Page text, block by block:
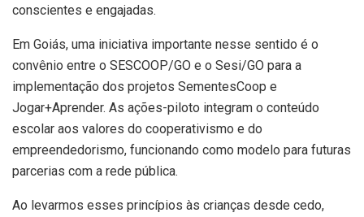
conscientes e engajadas.
Em Goiás, uma iniciativa importante nesse sentido é o
convênio entre o SESCOOP/GO e o Sesi/GO para a
implementação dos projetos SementesCoop e
Jogar+Aprender. As ações-piloto integram o conteúdo
escolar aos valores do cooperativismo e do
empreendedorismo, funcionando como modelo para futuras
parcerias com a rede pública.
Ao levarmos esses princípios às crianças desde cedo,